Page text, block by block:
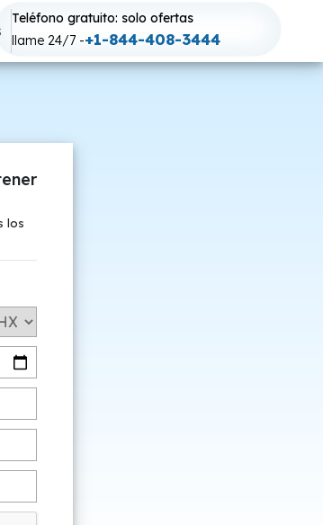
Teléfono gratuito: solo ofertas
llame 24/7 -+1-844-408-3444
los